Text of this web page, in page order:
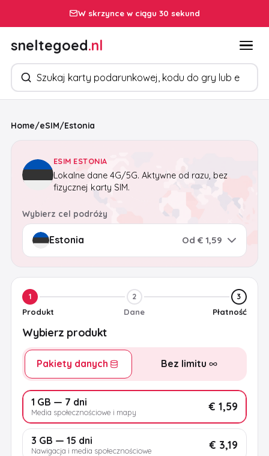
W skrzynce w ciągu 30 sekund
sneltegoed.nl
Szukaj produktów
Home/eSIM/Estonia
ESIM ESTONIA
Lokalne dane 4G/5G. Aktywne od razu, bez
fizycznej karty SIM.
Wybierz cel podróży
Od € 1,59
1
Produkt
2
Dane
3
Płatność
Wybierz produkt
Pakiety danych Bez limitu
1 GB — 7 dni
Media społecznościowe i mapy € 1,59
3 GB — 15 dni
Nawigacja i media społecznościowe € 3,19